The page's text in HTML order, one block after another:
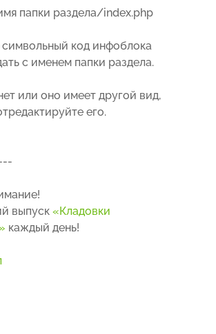
раздела/index.php
код инфоблока
с именем папки раздела.
или оно имеет другой вид,
его.
выпуск «Кладовки
каждый день!